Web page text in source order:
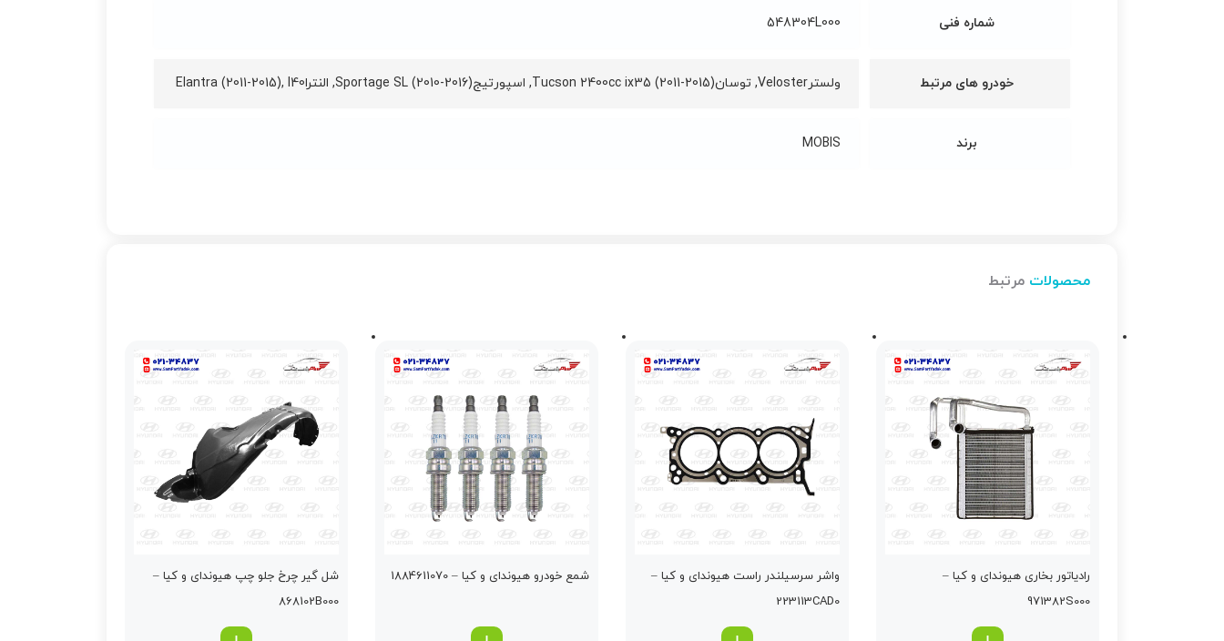
شماره فنی 548304L000
خودرو های مرتبط ولسترVeloster, توسانTucson 2400cc ix35 (2011-2015), اسپورتیجSportage SL (2010-2016), النتراElantra (2011-2015), I40
برند MOBIS
محصولات مرتبط
رادیاتور بخاری هیوندای و کیا –
971382S000
واشر سرسيلندر راست هیوندای و کیا –
223113CAD0
شمع خودرو هیوندای و کیا – 1884611070
شل گير چرخ جلو چپ هیوندای و کیا –
868102B000